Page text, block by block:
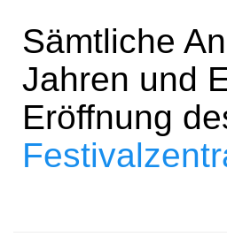
Sämtliche
Jahren und
Eröffnung